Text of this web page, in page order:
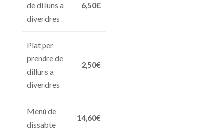
de dilluns a
divendres
6,50€
Plat per
prendre de
dilluns a
divendres
2,50€
Menú de
dissabte
14,60€